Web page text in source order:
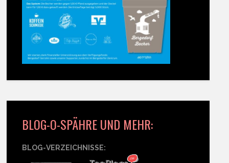
BLOG-O-SPÄHRE UND MEHR:
BLOG-VERZEICHNISSE: